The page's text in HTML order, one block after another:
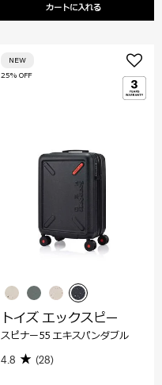
カートに入れる
25% OFF
NEW
トイズ エックスピー
スピナー55 エキスパンダブル
4.8 (28)